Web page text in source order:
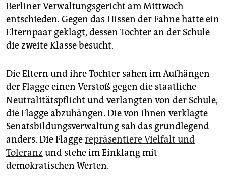
genossenschaft
epaper login
Berliner Verwaltungsgericht am Mittwoch
entschieden. Gegen das Hissen der Fahne hatte ein
Elternpaar geklagt, dessen Tochter an der Schule
die zweite Klasse besucht.
Die Eltern und ihre Tochter sahen im Aufhängen
der Flagge einen Verstoß gegen die staatliche
Neutralitätspflicht und verlangten von der Schule,
die Flagge abzuhängen. Die von ihnen verklagte
Senatsbildungsverwaltung sah das grundlegend
anders. Die Flaggerepräsentiere Vielfalt und
Toleranz und stehe im Einklang mit
demokratischen Werten.